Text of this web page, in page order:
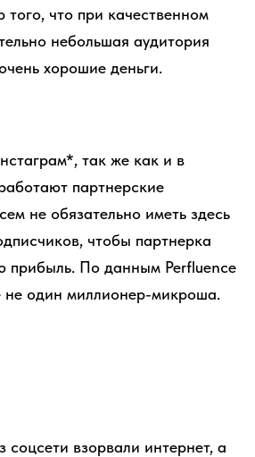
что при качественном
небольшая аудитория
хорошие деньги.
так же как и в
партнерские
не обязательно иметь здесь
чтобы партнерка
прибыль. По данным Perfluence
не один миллионер-микроша.
соцсети взорвали интернет, а